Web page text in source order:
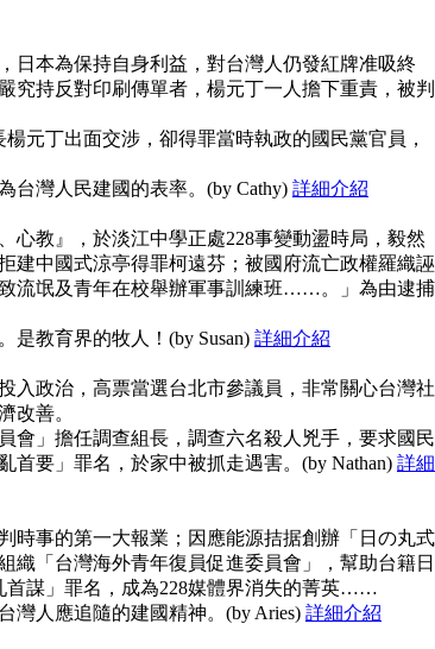
日本為保持自身利益，對台灣人仍發紅牌准吸終
究持反對印刷傳單者，楊元丁一人擔下重責，被判
元丁出面交涉，卻得罪當時執政的國民黨官員，
台灣人民建國的表率。(by Cathy) 詳細介紹
心教』，於淡江中學正處228事變動盪時局，毅然
建中國式涼亭得罪柯遠芬；被國府流亡政權羅織誣
流氓及青年在校舉辦軍事訓練班……。」為由逮捕
是教育界的牧人！(by Susan) 詳細介紹
入政治，高票當選台北市參議員，非常關心台灣社
改善。
會」擔任調查組長，調查六名殺人兇手，要求國民
要」罪名，於家中被抓走遇害。(by Nathan) 詳細
時事的第一大報業；因應能源拮据創辦「日の丸式
織「台灣海外青年復員促進委員會」，幫助台籍日
首謀」罪名，成為228媒體界消失的菁英……
灣人應追隨的建國精神。(by Aries) 詳細介紹